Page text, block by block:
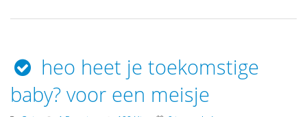
heo heet je toekomstige
baby? voor een meisje